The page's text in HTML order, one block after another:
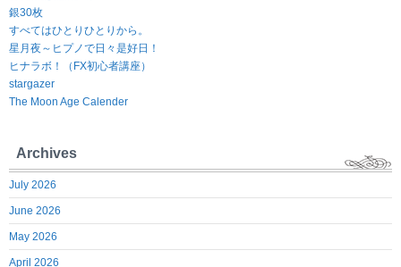
銀30枚
すべてはひとりひとりから。
星月夜～ヒプノで日々是好日！
ヒナラボ！（FX初心者講座）
stargazer
The Moon Age Calender
Archives
July 2026
June 2026
May 2026
April 2026